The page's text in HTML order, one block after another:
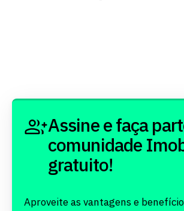
Assine e faça
comunidade
gratuito!
Aproveite as vantagens e